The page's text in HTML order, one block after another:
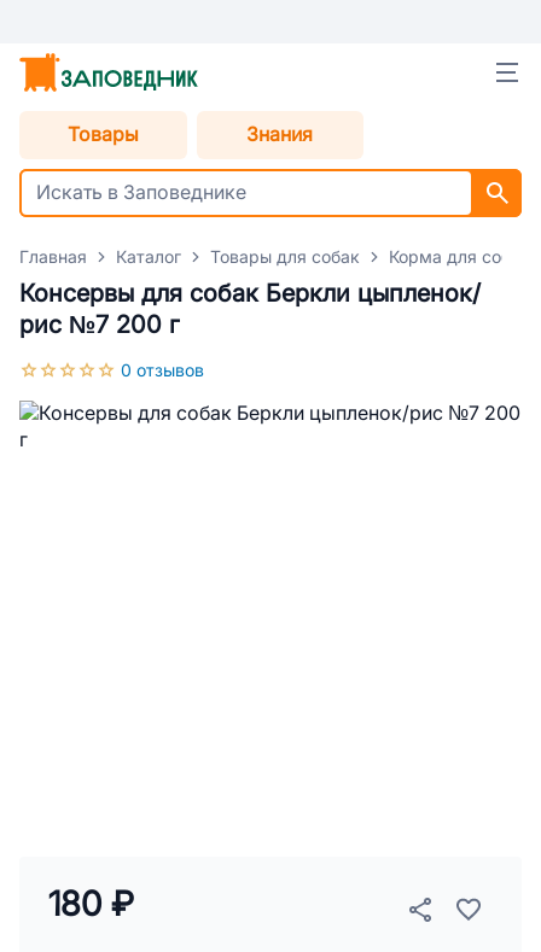
Товары Знания
Главная Каталог Товары для собак Корма для собак
Консервы для собак Беркли цыпленок/
рис №7 200 г
0 отзывов
180 ₽